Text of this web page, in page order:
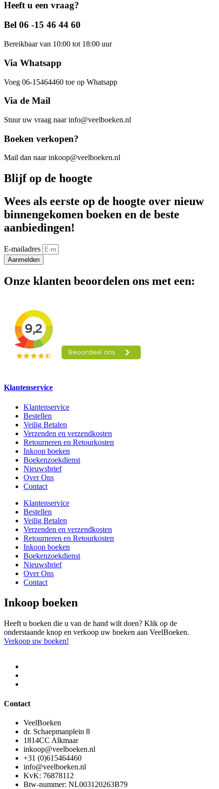
Heeft u een vraag?
Bel 06 -15 46 44 60
Bereikbaar van 10:00 tot 18:00 uur
Via Whatsapp
Voeg 06-15464460 toe op Whatsapp
Via de Mail
Stuur uw vraag naar info@veelboeken.nl
Boeken verkopen?
Mail dan naar inkoop@veelboeken.nl
Blijf op de hoogte
Wees als eerste op de hoogte over nieuw
binnengekomen boeken en de beste
aanbiedingen!
E-mailadres
Aanmelden
Onze klanten beoordelen ons met een:
Klantenservice
Klantenservice
Bestellen
Veilig Betalen
Verzenden en verzendkosten
Retourneren en Retourkosten
Inkoop boeken
Boekenzoekdienst
Nieuwsbrief
Over Ons
Contact
Klantenservice
Bestellen
Veilig Betalen
Verzenden en verzendkosten
Retourneren en Retourkosten
Inkoop boeken
Boekenzoekdienst
Nieuwsbrief
Over Ons
Contact
Inkoop boeken
Heeft u boeken die u van de hand wilt doen? Klik op de
onderstaande knop en verkoop uw boeken aan VeelBoeken.
Verkoop uw boeken!
Contact
VeelBoeken
dr. Schaepmanplein 8
1814CC Alkmaar
inkoop@veelboeken.nl
+31 (0)615464460
info@veelboeken.nl
KvK: 76878112
Btw-nummer: NL003120263B79